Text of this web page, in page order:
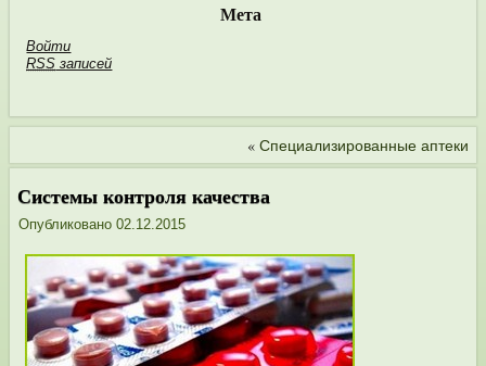
Мета
Войти
RSS записей
« Специализированные аптеки
Системы контроля качества
Опубликовано 02.12.2015